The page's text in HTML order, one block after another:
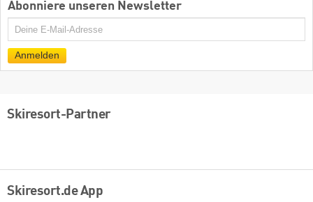
Abonniere unseren Newsletter
E-
Anmelden
Skiresort-Partner
Skiresort.de App